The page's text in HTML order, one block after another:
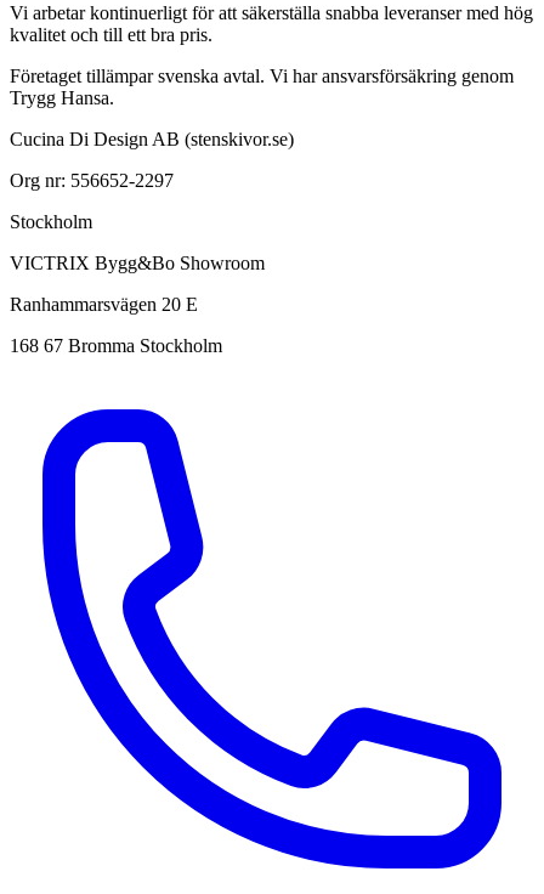
Vi arbetar kontinuerligt för att säkerställa snabba leveranser med hög
kvalitet och till ett bra pris.
Företaget tillämpar svenska avtal. Vi har ansvarsförsäkring genom
Trygg Hansa.
Cucina Di Design AB (stenskivor.se)
Org nr: 556652-2297
Stockholm
VICTRIX Bygg&Bo Showroom
Ranhammarsvägen 20 E
168 67 Bromma Stockholm